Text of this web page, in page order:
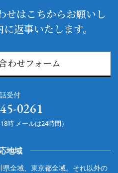
せはこちからお願いし
返事いたします。
わせフォーム
受付
0261
時 メールは24時間）
地域
全域、東京都全域。それ以外の